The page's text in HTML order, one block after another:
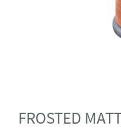
FROSTED